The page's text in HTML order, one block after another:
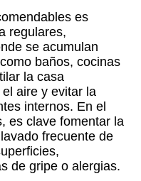
es
regulares,
se acumulan
baños, cocinas
la casa
aire y evitar la
internos. En el
es clave fomentar la
frecuente de
de gripe o alergias.